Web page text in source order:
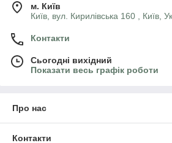
м. Київ
Київ, вул. Кирилівська 160 , Київ,
Контакти
Сьогодні вихідний
Показати весь графік роботи
Про нас
Контакти